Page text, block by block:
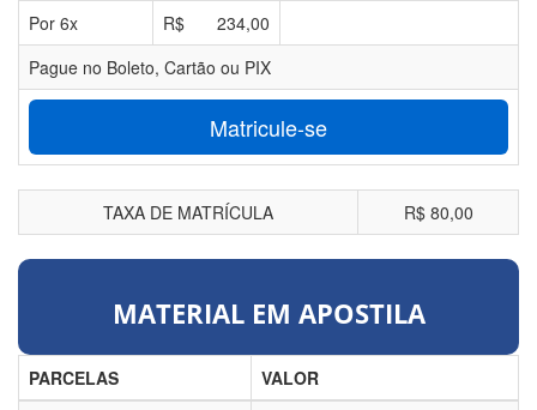
Por 6x R$
234,00
Pague no Boleto, Cartão ou PIX
Matricule-se
TAXA DE MATRÍCULA R$ 80,00
MATERIAL EM APOSTILA
PARCELAS
VALOR